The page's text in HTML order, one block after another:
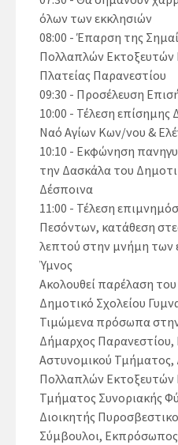
όλων των εκκλησιών
08:00 - Έπαρση της
Πολλαπλών
Πλατείας Παρανεστίου
09:30 - Προσέλευση
10:00 - Τέλεση επίσημης
Ναό Αγίων Κων/νου &
10:10 - Εκφώνηση
την Δασκάλα του
Δέσποινα
11:00 - Τέλεση
Πεσόντων, κατάθεση
λεπτού στην μνήμη των
Ύμνος
Ακολουθεί παρέλαση
Δημοτικό Σχολείου
Τιμώμενα πρόσωπα
Δήμαρχος Παρανεστίου,
Αστυνομικού Τμήματος,
Πολλαπλών Εκτοξευτών
Τμήματος Συνοριακής
Διοικητής
Σύμβουλοι, Εκπρόσωπος